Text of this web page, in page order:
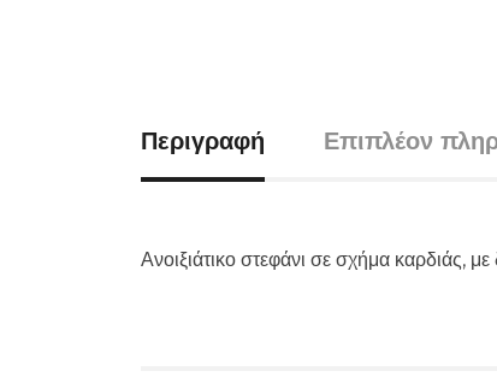
Περιγραφή Επιπλέον
Ανοιξιάτικο στεφάνι σε σχήμα καρδιάς,